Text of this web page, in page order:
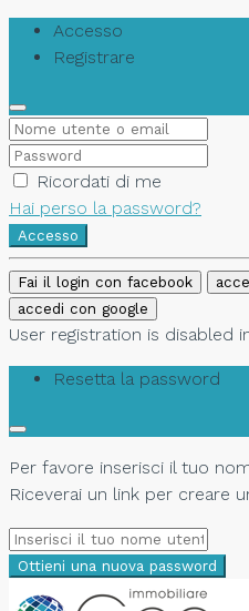
Accesso
Registrare
Ricordati di me
Hai perso la password?
Accesso
Fai il login con facebook
accedi con google
User registration is disabled
Resetta la password
Per favore inserisci il tuo
Riceverai un link per creare
Ottieni una nuova password